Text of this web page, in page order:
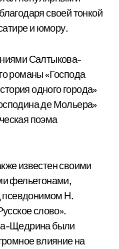
своей тонкой
и юмору.
Салтыкова-
романы «Господа
одного города»
де Мольера»
поэма
известен своими
фельетонами,
псевдонимом Н.
слово».
Щедрина были
влияние на